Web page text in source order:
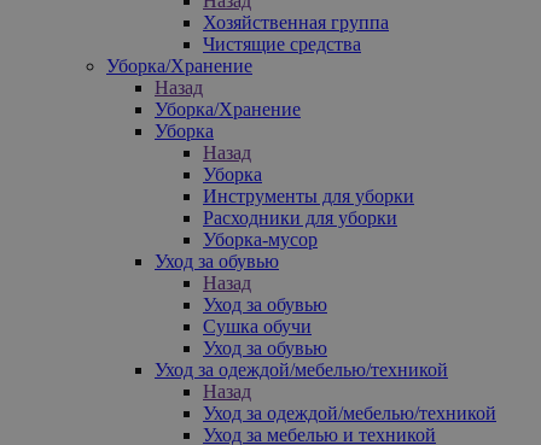
Хозяйственная группа
Чистящие средства
Уборка/Хранение
Назад
Уборка/Хранение
Уборка
Назад
Уборка
Инструменты для уборки
Расходники для уборки
Уборка-мусор
Уход за обувью
Назад
Уход за обувью
Сушка обучи
Уход за обувью
Уход за одеждой/мебелью/техникой
Назад
Уход за одеждой/мебелью/техникой
Уход за мебелью и техникой